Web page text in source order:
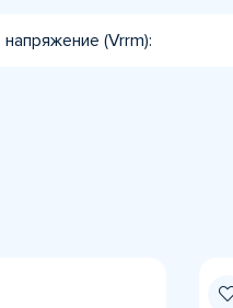
(Vrrm):